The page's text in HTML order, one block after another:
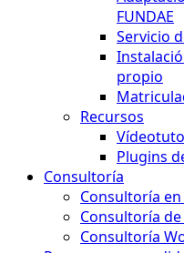
FUNDAE
Servicio
propio
Recursos
Plugins
Consultoría
Consultoría
Consultoría
Consultoría